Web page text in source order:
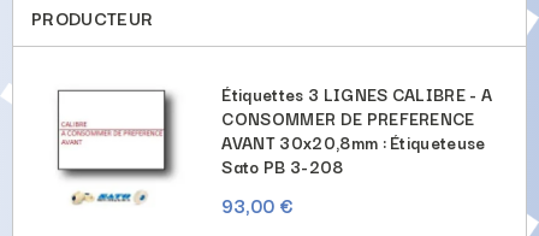
PRODUCTEUR
Étiquettes 3 LIGNES CALIBRE - A
CONSOMMER DE PREFERENCE
AVANT 30x20,8mm : Étiqueteuse
Sato PB 3-208
93,00 €